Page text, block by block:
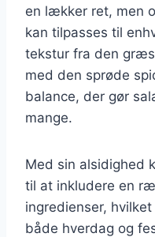
en lækker ret, men
kan tilpasses til
tekstur fra den
med den sprøde
balance, der gør
mange.
Med sin alsidighed
til at inkludere en
ingredienser,
både hverdag og